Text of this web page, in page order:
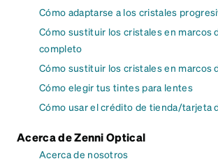
Cómo adaptarse a los cristales
Cómo sustituir los cristales en marcos
completo
Cómo sustituir los cristales en marcos
Cómo elegir tus tintes para lentes
Cómo usar el crédito de tienda/tarjeta
Acerca de Zenni Optical
Acerca de nosotros